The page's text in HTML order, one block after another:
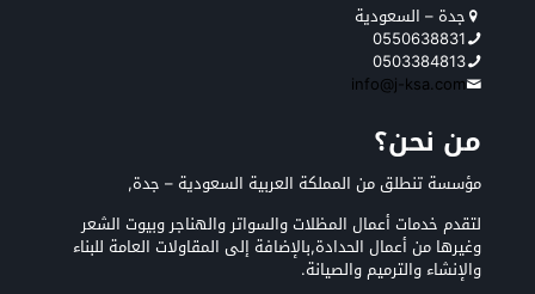
جدة – السعودية
0550638831
0503384813
info@j-ksa.com
من نحن؟
مؤسسة تنطلق من المملكة العربية السعودية – جدة,
لتقدم خدمات أعمال المظلات والسواتر والهناجر وبيوت الشعر
وغيرها من أعمال الحدادة,بالإضافة إلى المقاولات العامة للبناء
والإنشاء والترميم والصيانة.